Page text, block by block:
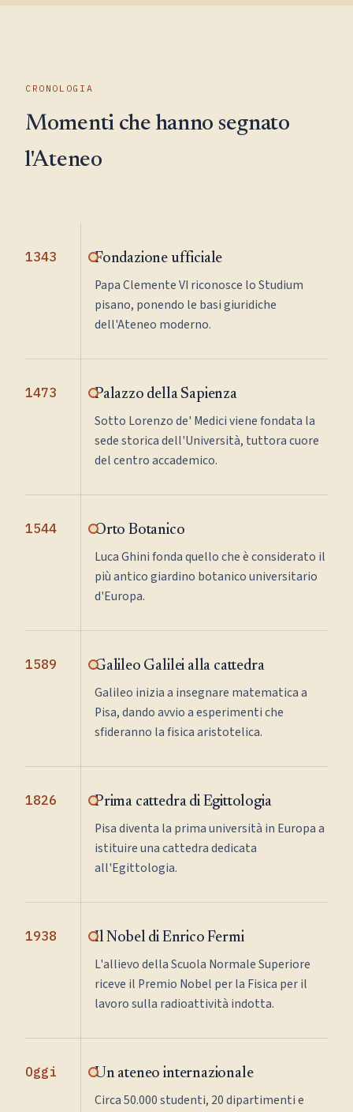
CRONOLOGIA
Momenti che hanno segnato
l'Ateneo
1343 Fondazione ufficiale
Papa Clemente VI riconosce lo Studium
pisano, ponendo le basi giuridiche
dell'Ateneo moderno.
1473 Palazzo della Sapienza
Sotto Lorenzo de' Medici viene fondata la
sede storica dell'Università, tuttora cuore
del centro accademico.
1544 Orto Botanico
Luca Ghini fonda quello che è considerato il
più antico giardino botanico universitario
d'Europa.
1589 Galileo Galilei alla cattedra
Galileo inizia a insegnare matematica a
Pisa, dando avvio a esperimenti che
sfideranno la fisica aristotelica.
1826 Prima cattedra di Egittologia
Pisa diventa la prima università in Europa a
istituire una cattedra dedicata
all'Egittologia.
1938 Il Nobel di Enrico Fermi
L'allievo della Scuola Normale Superiore
riceve il Premio Nobel per la Fisica per il
lavoro sulla radioattività indotta.
Oggi Un ateneo internazionale
Circa 50.000 studenti, 20 dipartimenti e